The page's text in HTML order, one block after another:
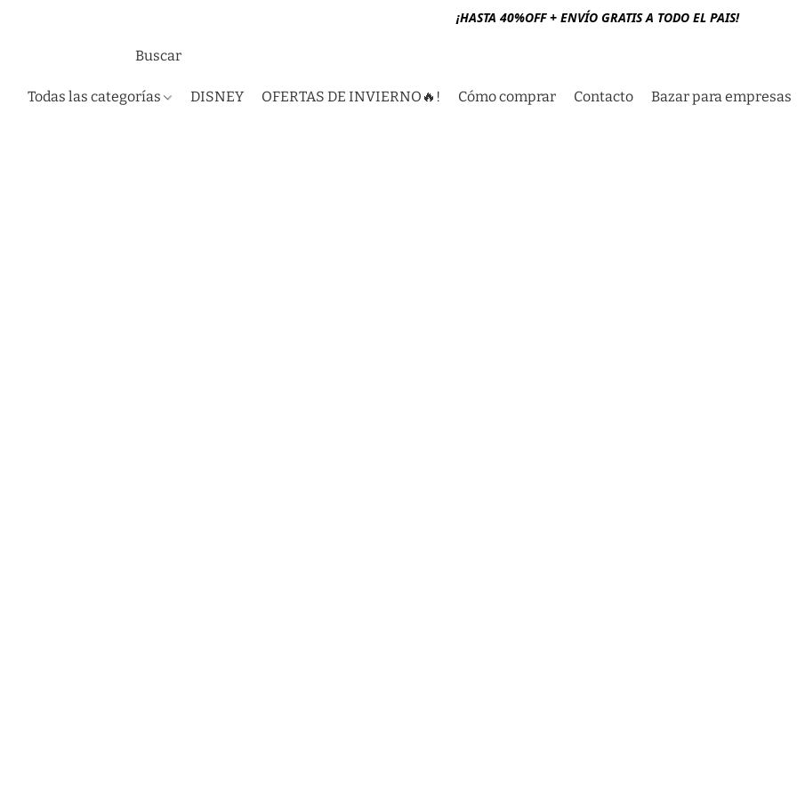
¡HASTA 40%OFF + ENVÍO GRATIS A TODO EL PAIS!
Todas las categorías DISNEY OFERTAS DE INVIERNO🔥! Cómo comprar Contacto Bazar para empresas